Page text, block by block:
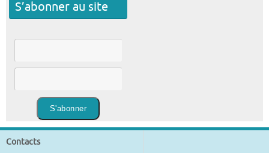
S’abonner au site
Contacts